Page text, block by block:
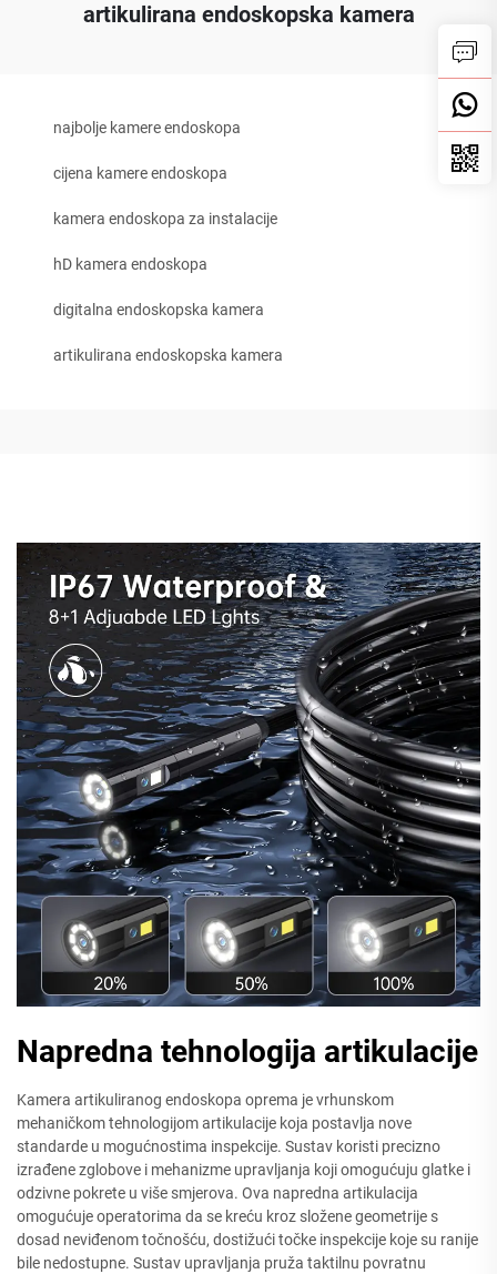
artikulirana endoskopska kamera
najbolje kamere endoskopa
cijena kamere endoskopa
kamera endoskopa za instalacije
hD kamera endoskopa
digitalna endoskopska kamera
artikulirana endoskopska kamera
Napredna tehnologija artikulacije
Kamera artikuliranog endoskopa oprema je vrhunskom
mehaničkom tehnologijom artikulacije koja postavlja nove
standarde u mogućnostima inspekcije. Sustav koristi precizno
izrađene zglobove i mehanizme upravljanja koji omogućuju glatke i
odzivne pokrete u više smjerova. Ova napredna artikulacija
omogućuje operatorima da se kreću kroz složene geometrije s
dosad neviđenom točnošću, dostižući točke inspekcije koje su ranije
bile nedostupne. Sustav upravljanja pruža taktilnu povratnu